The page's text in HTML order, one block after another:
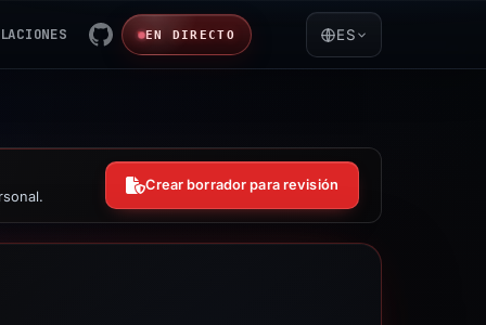
EN DIRECTO ES
Crear borrador para revisión